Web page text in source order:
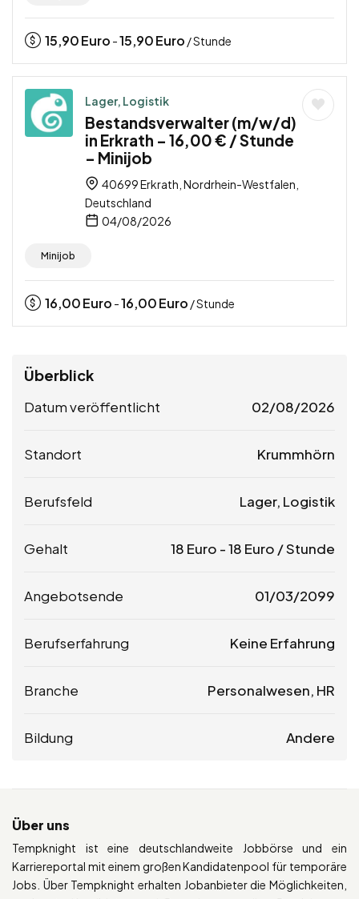
15,90Euro -15,90Euro / Stunde
Lager, Logistik
Bestandsverwalter (m/w/d)
in Erkrath – 16,00 € / Stunde
– Minijob
40699 Erkrath, Nordrhein-Westfalen,
Deutschland
04/08/2026
Minijob
16,00Euro -16,00Euro / Stunde
Überblick
Datum veröffentlicht 02/08/2026
Standort Krummhörn
Berufsfeld Lager, Logistik
Gehalt 18 Euro -18 Euro / Stunde
Angebotsende 01/03/2099
Berufserfahrung Keine Erfahrung
Branche Personalwesen, HR
Bildung Andere
Über uns
Tempknight ist eine deutschlandweite Jobbörse und ein
Karriereportal mit einem großen Kandidatenpool für temporäre
Jobs. Über Tempknight erhalten Jobanbieter die Möglichkeiten,